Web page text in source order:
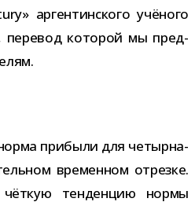
арген­тин­ского учё­ного
пере­вод кото­рой мы пред­
при­были для четыр­на­
вре­мен­ном отрезке.
тен­ден­цию нормы